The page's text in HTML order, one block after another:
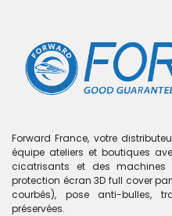
Boutique
Nous
Aucun produit défini
Forward France, votre
équipe ateliers et boutiques
cicatrisants et des
protection écran 3D full cover
courbés), pose anti-bulles,
préservées.